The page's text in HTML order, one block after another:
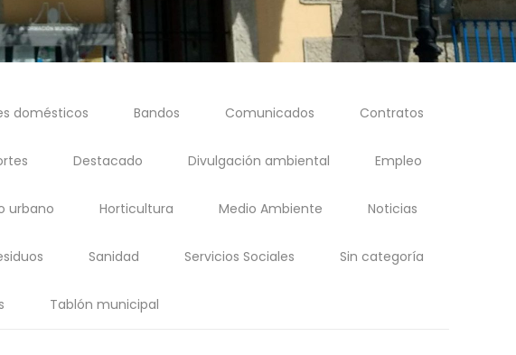
domésticos Bandos Comunicados Contratos
Destacado Divulgación ambiental Empleo
urbano Horticultura Medio Ambiente Noticias
Sanidad Servicios Sociales Sin categoría
Tablón municipal